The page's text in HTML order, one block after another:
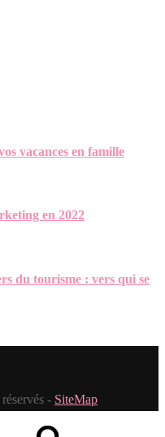
vacances en famille
en 2022
du tourisme : vers qui se
- SiteMap